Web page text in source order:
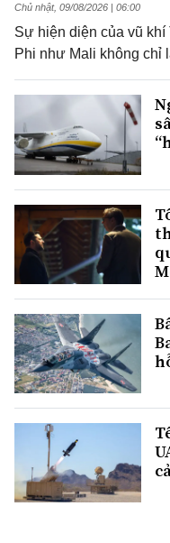
Chủ nhật, 09/08/2026 | 06:00
Sự hiện diện của vũ
Phi như Mali không chỉ